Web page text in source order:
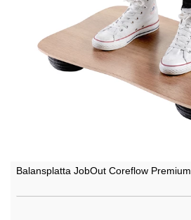
Balansplatta JobOut Coreflow Premium